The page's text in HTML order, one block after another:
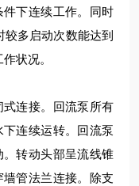
下连续工作。同时
较多启动次数能达到
状况。
连接。回流泵所有
连续运转。回流泵
转动头部呈流线锥
管法兰连接。除支